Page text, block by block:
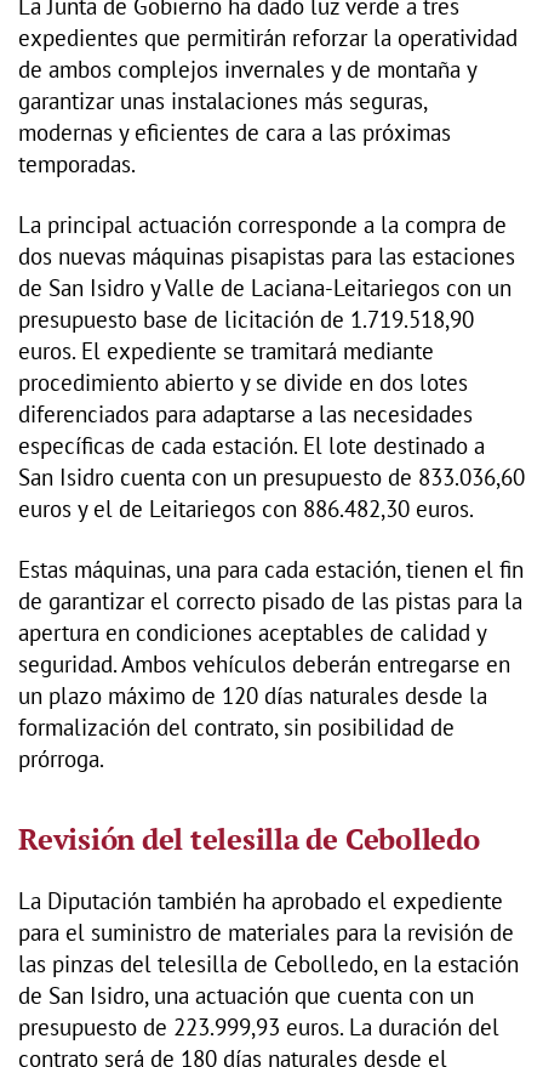
expedientes que permitirán reforzar la operatividad
de ambos complejos invernales y de montaña y
garantizar unas instalaciones más seguras,
modernas y eficientes de cara a las próximas
temporadas.
La principal actuación corresponde a la compra de
dos nuevas máquinas pisapistas para las estaciones
de San Isidro y Valle de Laciana-Leitariegos con un
presupuesto base de licitación de 1.719.518,90
euros. El expediente se tramitará mediante
procedimiento abierto y se divide en dos lotes
diferenciados para adaptarse a las necesidades
específicas de cada estación. El lote destinado a
San Isidro cuenta con un presupuesto de 833.036,60
euros y el de Leitariegos con 886.482,30 euros.
Estas máquinas, una para cada estación, tienen el fin
de garantizar el correcto pisado de las pistas para la
apertura en condiciones aceptables de calidad y
seguridad. Ambos vehículos deberán entregarse en
un plazo máximo de 120 días naturales desde la
formalización del contrato, sin posibilidad de
prórroga.
Revisión del telesilla de Cebolledo
La Diputación también ha aprobado el expediente
para el suministro de materiales para la revisión de
las pinzas del telesilla de Cebolledo, en la estación
de San Isidro, una actuación que cuenta con un
presupuesto de 223.999,93 euros. La duración del
contrato será de 180 días naturales desde el